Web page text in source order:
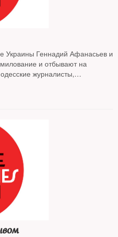
Украины Геннадий Афанасьев и
и отбывают на
журналисты,